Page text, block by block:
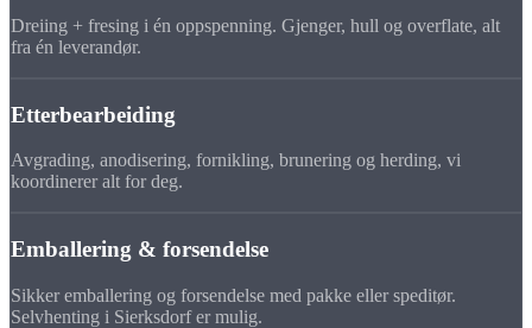
Dreiing + fresing i én oppspenning. Gjenger, hull og overflate, alt
fra én leverandør.
Etterbearbeiding
Avgrading, anodisering, fornikling, brunering og herding, vi
koordinerer alt for deg.
Emballering & forsendelse
Sikker emballering og forsendelse med pakke eller speditør.
Selvhenting i Sierksdorf er mulig.